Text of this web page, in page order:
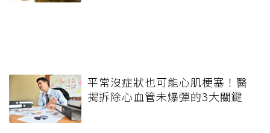
平常沒症狀也可能心肌梗塞！醫
揭拆除心血管未爆彈的3大關鍵